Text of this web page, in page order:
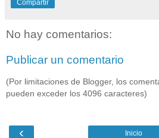
Compartir
No hay comentarios:
Publicar un comentario
(Por limitaciones de Blogger, los
pueden exceder los 4096 caracteres)
‹ Inicio